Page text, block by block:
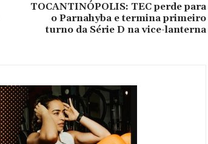
TOCANTINÓPOLIS: TEC perde para
o Parnahyba e termina primeiro
turno da Série D na vice-lanterna